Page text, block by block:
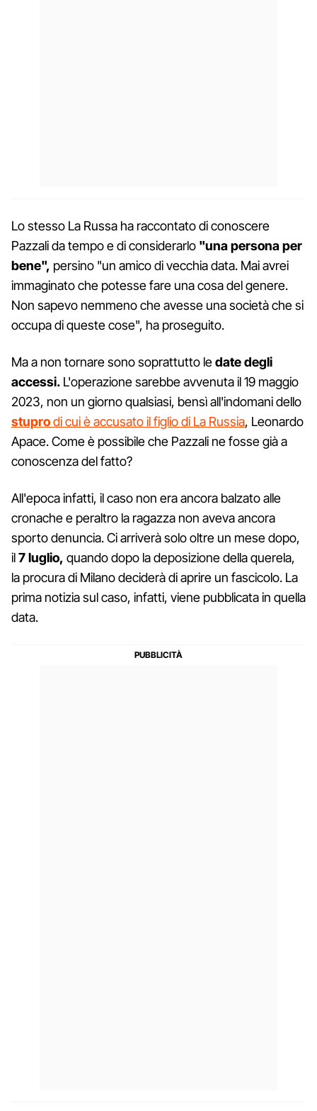
Lo stesso La Russa ha raccontato di conoscere
Pazzali da tempo e di considerarlo "una persona per
bene", persino "un amico di vecchia data. Mai avrei
immaginato che potesse fare una cosa del genere.
Non sapevo nemmeno che avesse una società che si
occupa di queste cose", ha proseguito.
Ma a non tornare sono soprattutto ledate degli
accessi. L'operazione sarebbe avvenuta il 19 maggio
2023, non un giorno qualsiasi, bensì all'indomani dello
stuprodi cui è accusato il figlio di La Russia, Leonardo
Apace. Come è possibile che Pazzali ne fosse già a
conoscenza del fatto?
All'epoca infatti, il caso non era ancora balzato alle
cronache e peraltro la ragazza non aveva ancora
sporto denuncia. Ci arriverà solo oltre un mese dopo,
il7 luglio, quando dopo la deposizione della querela,
la procura di Milano deciderà di aprire un fascicolo. La
prima notizia sul caso, infatti, viene pubblicata in quella
data.